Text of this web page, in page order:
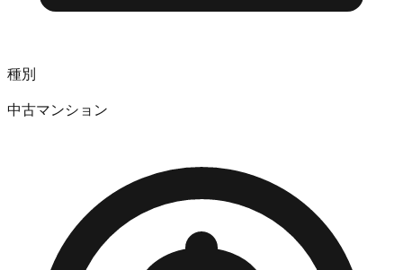
種別
中古マンション